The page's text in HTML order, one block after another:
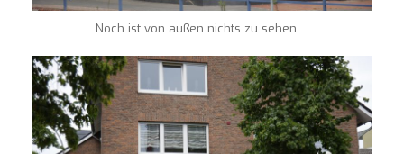
Noch ist von außen nichts zu sehen.